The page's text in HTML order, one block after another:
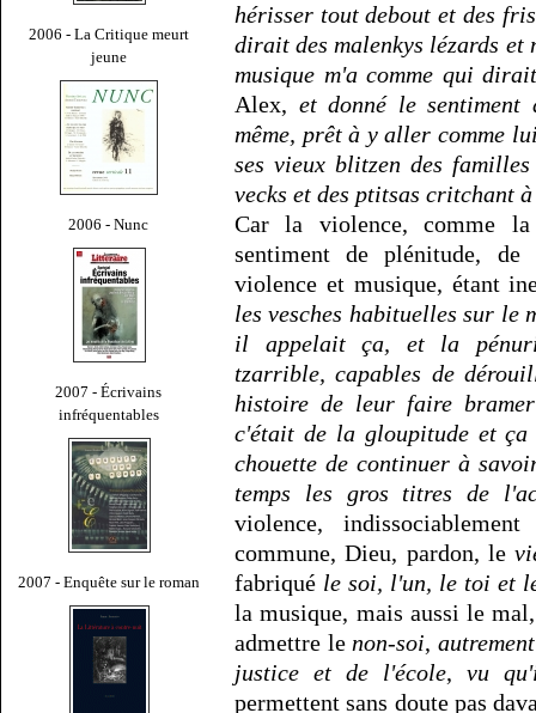
2006 - La Critique meurt
jeune
2006 - Nunc
2007 - Écrivains
infréquentables
2007 - Enquête sur le roman
hérisser tout debout et des
dirait des malenkys lézards et
musique m'a comme qui
Alex, et donné le sentiment
même, prêt à y aller comme
ses vieux blitzen des
vecks et des ptitsas critchant
Car la violence, comme
sentiment de plénitude,
violence et musique, étant
les vesches habituelles sur le
il appelait ça, et la
tzarrible, capables de
histoire de leur faire
c'était de la gloupitude et ça
chouette de continuer à
temps les gros titres de
violence,
commune, Dieu, pardon, le
fabriqué le soi, l'un, le toi et
la musique, mais aussi le
admettre le non-soi,
justice et de l'école, vu
permettent sans doute pas